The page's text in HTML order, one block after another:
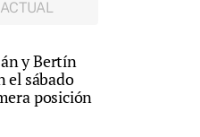
ACTUAL
y Bertín
el sábado
posición